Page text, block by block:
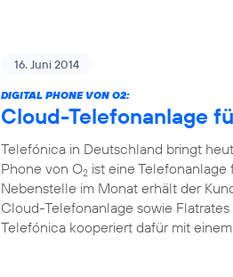
16. Juni 2014
DIGITAL PHONE VON O2:
Cloud-Telefonanlage
Telefónica in Deutschland bringt
Phone von O2 ist eine
Nebenstelle im Monat erhält der
Cloud-Telefonanlage sowie
Telefónica kooperiert dafür mit